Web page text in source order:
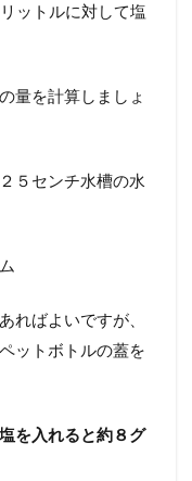
ットルに対して塩
量を計算しましょ
５センチ水槽の水
ればよいですが、
ットボトルの蓋を
を入れると約８グ